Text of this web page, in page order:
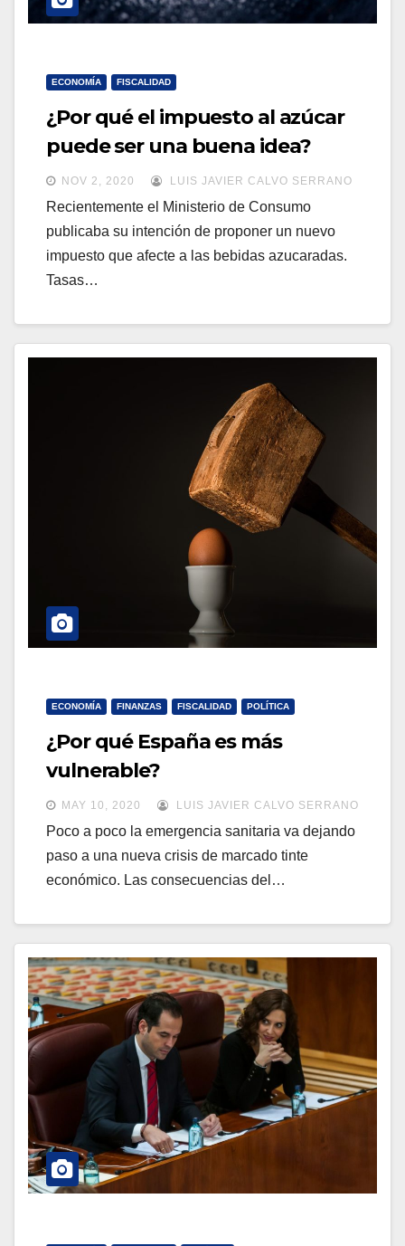
ECONOMÍA FISCALIDAD
¿Por qué el impuesto al azúcar
puede ser una buena idea?
NOV 2, 2020 LUIS JAVIER CALVO SERRANO
Recientemente el Ministerio de Consumo
publicaba su intención de proponer un nuevo
impuesto que afecte a las bebidas azucaradas.
Tasas…
ECONOMÍA FINANZAS FISCALIDAD POLÍTICA
¿Por qué España es más
vulnerable?
MAY 10, 2020 LUIS JAVIER CALVO SERRANO
Poco a poco la emergencia sanitaria va dejando
paso a una nueva crisis de marcado tinte
económico. Las consecuencias del…